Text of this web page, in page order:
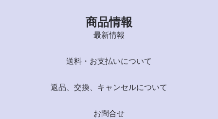
商品情報
最新情報
送料・お支払いについて
返品、交換、キャンセルについて
お問合せ